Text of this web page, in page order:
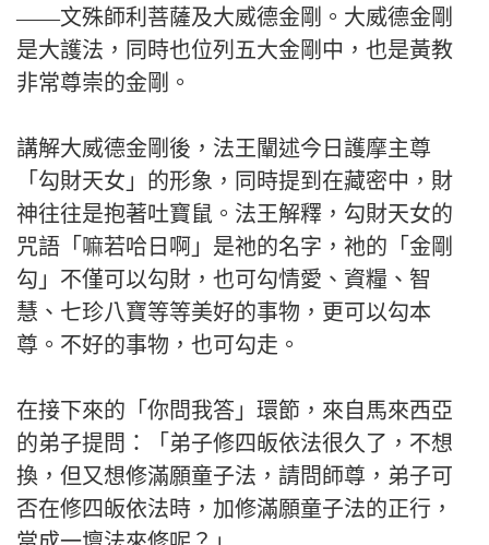
——文殊師利菩薩及大威德金剛。大威德金剛
是大護法，同時也位列五大金剛中，也是黃教
非常尊崇的金剛。
講解大威德金剛後，法王闡述今日護摩主尊
「勾財天女」的形象，同時提到在藏密中，財
神往往是抱著吐寶鼠。法王解釋，勾財天女的
咒語「嘛若哈日啊」是祂的名字，祂的「金剛
勾」不僅可以勾財，也可勾情愛、資糧、智
慧、七珍八寶等等美好的事物，更可以勾本
尊。不好的事物，也可勾走。
在接下來的「你問我答」環節，來自馬來西亞
的弟子提問：「弟子修四皈依法很久了，不想
換，但又想修滿願童子法，請問師尊，弟子可
否在修四皈依法時，加修滿願童子法的正行，